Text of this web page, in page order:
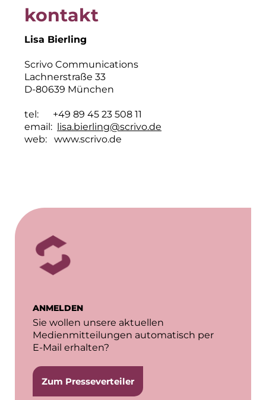
Accumulata Operations (AOP)
AIM
Allgemeine SÜDBODEN
City 1 Group
Clean Intralogistics Net (CIN)
Clean Power Net (CPN)
Docunite GmbH
Dr. Aribert Spiegler - Fotografie
Einfach-sparsam.de
Eventnet
Finanzchef24
Gemeinde Hallbergmoos
kontakt
Lisa Bierling
Scrivo Communications
Lachnerstraße 33
D-80639 München
tel: +49 89 45 23 508 11
email: lisa.bierling@scrivo.de
web: www.scrivo.de
ANMELDEN
Sie wollen unsere aktuellen
Medienmitteilungen automatisch per
E-Mail erhalten?
Zum Presseverteiler